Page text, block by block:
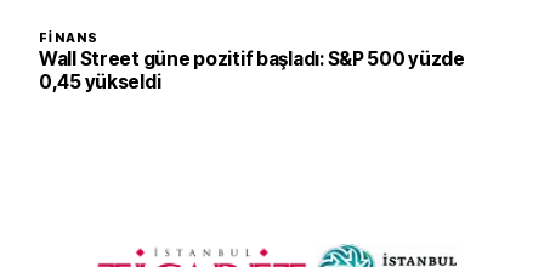
FINANS
Wall Street güne pozitif başladı: S&P 500 yüzde
0,45 yükseldi